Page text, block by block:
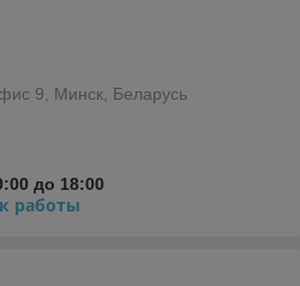
9, Минск, Беларусь
до 18:00
работы